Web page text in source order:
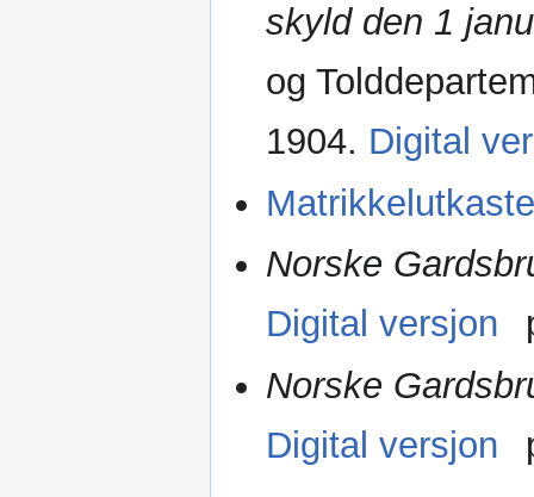
skyld den 1
og
1904. Digital
Norske
Digital versjon
Norske
Digital versjon